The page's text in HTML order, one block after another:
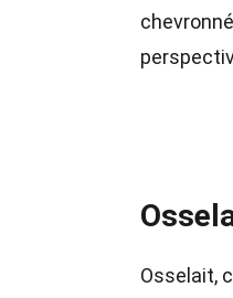
Osselait,